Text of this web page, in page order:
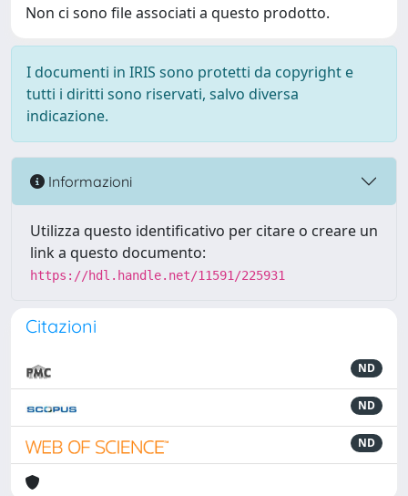
Non ci sono file associati a questo prodotto.
I documenti in IRIS sono protetti da copyright e
tutti i diritti sono riservati, salvo diversa
indicazione.
Informazioni
Utilizza questo identificativo per citare o creare un
link a questo documento:
https://hdl.handle.net/11591/225931
Citazioni
ND
ND
ND